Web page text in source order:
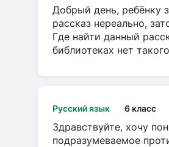
Добрый день, ребёнку
рассказ нереально,
Где найти данный
библиотеках нет
Русский язык 6 класс
Здравствуйте, хочу
подразумеваемое